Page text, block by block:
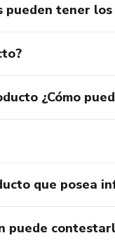
pueden tener
¿Cómo
que posea
puede